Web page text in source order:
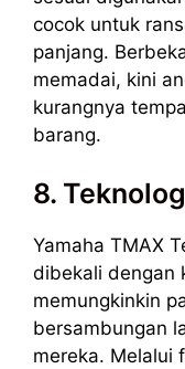
cocok untuk
panjang.
memadai, kini
kurangnya
barang.
8.
Yamaha TMAX
dibekali dengan
memungkinkin
bersambungan
mereka. Melalui